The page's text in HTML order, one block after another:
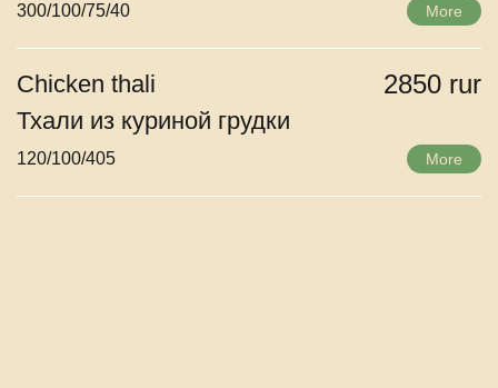
300/100/75/40 More
Chicken thali 2850 rur
Тхали из куриной грудки
120/100/405 More